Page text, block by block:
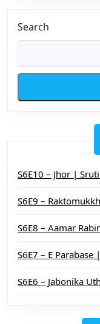
Search
S6E10 – Jhor |
S6E9 –
S6E8 – Aamar
S6E7 – E
S6E6 – Jabonika